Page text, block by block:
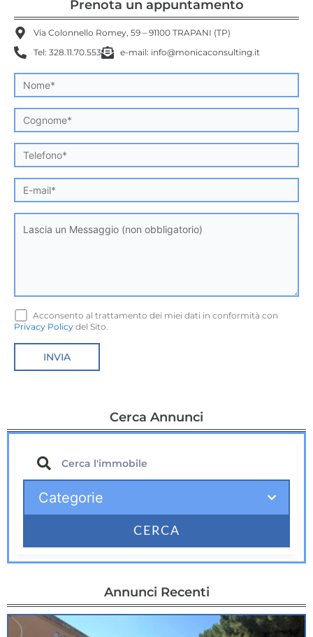
Prenota un appuntamento
Via Colonnello Romey, 59 – 91100 TRAPANI (TP)
Tel: 328.11.70.553
e-mail: info@monicaconsulting.it
Acconsento al trattamento dei miei dati in conformità con
Privacy Policy del Sito.
Cerca Annunci
CERCA
Annunci Recenti